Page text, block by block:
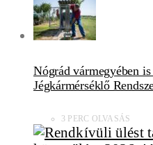
Nógrád vármegyében
Jégkármérséklő
3 PERC OLVASÁS